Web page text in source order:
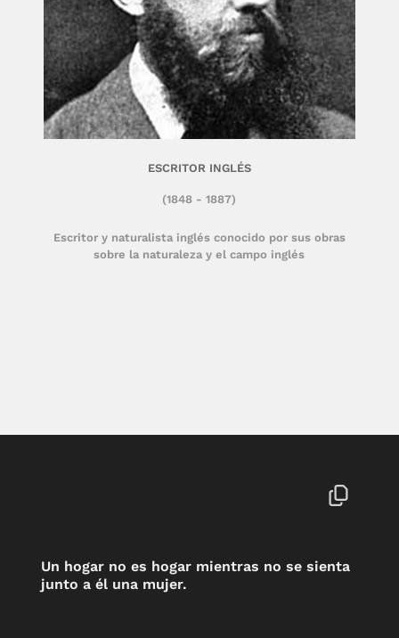
Escritor y naturalista inglés conocido por sus obras
sobre la naturaleza y el campo inglés
(1848 - 1887)
ESCRITOR INGLÉS
Un hogar no es hogar mientras no se sienta
junto a él una mujer.